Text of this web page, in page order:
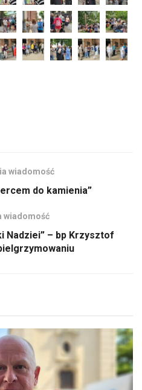
Nadziei” – bp Krzysztof